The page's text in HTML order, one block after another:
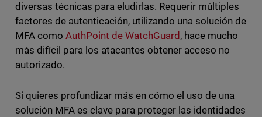
diversas técnicas para eludirlas. Requerir múltiples
factores de autenticación, utilizando una solución de
MFA como AuthPoint de WatchGuard , hace mucho
más difícil para los atacantes obtener acceso no
autorizado.
Si quieres profundizar más en cómo el uso de una
solución MFA es clave para proteger las identidades